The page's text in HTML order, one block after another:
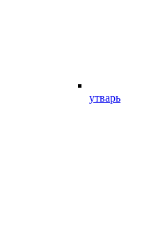
утварь